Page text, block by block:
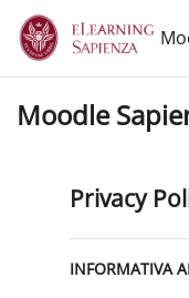
Vai al contenuto principale
Moodle
Privacy
INFORMATIVA